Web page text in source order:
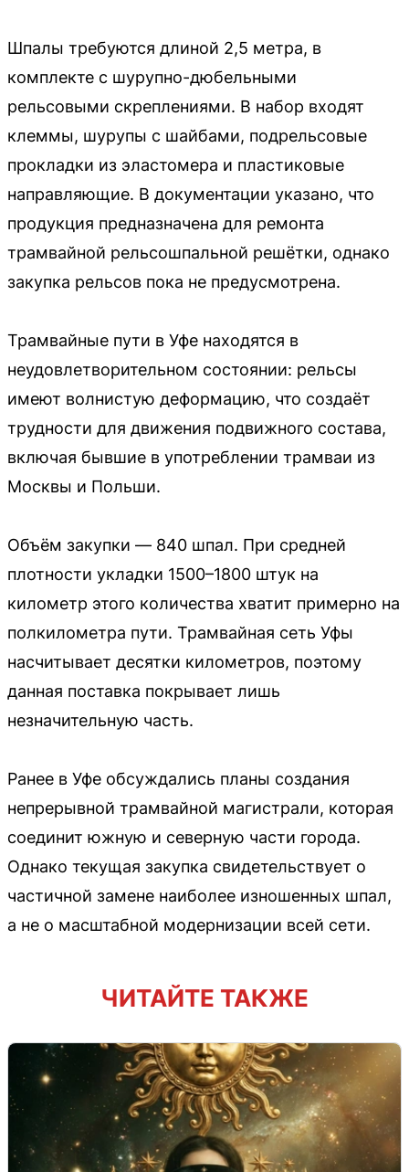
Шпалы требуются длиной 2,5 метра, в
комплекте с шурупно-дюбельными
рельсовыми скреплениями. В набор входят
клеммы, шурупы с шайбами, подрельсовые
прокладки из эластомера и пластиковые
направляющие. В документации указано, что
продукция предназначена для ремонта
трамвайной рельсошпальной решётки, однако
закупка рельсов пока не предусмотрена.
Трамвайные пути в Уфе находятся в
неудовлетворительном состоянии: рельсы
имеют волнистую деформацию, что создаёт
трудности для движения подвижного состава,
включая бывшие в употреблении трамваи из
Москвы и Польши.
Объём закупки — 840 шпал. При средней
плотности укладки 1500–1800 штук на
километр этого количества хватит примерно на
полкилометра пути. Трамвайная сеть Уфы
насчитывает десятки километров, поэтому
данная поставка покрывает лишь
незначительную часть.
Ранее в Уфе обсуждались планы создания
непрерывной трамвайной магистрали, которая
соединит южную и северную части города.
Однако текущая закупка свидетельствует о
частичной замене наиболее изношенных шпал,
а не о масштабной модернизации всей сети.
ЧИТАЙТЕ ТАКЖЕ